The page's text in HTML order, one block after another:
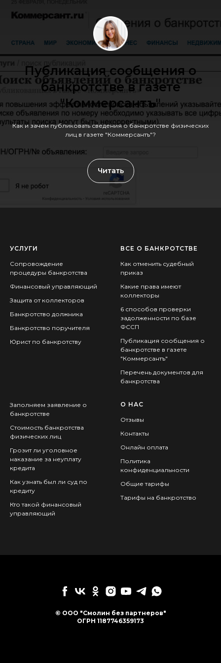
Публикация сообщения о
банкротстве в газете
"Коммерсантъ"
Как и зачем публиковать сведения о банкротстве физических
лиц в газете "Коммерсантъ"?
Читать
УСЛУГИ
Сопровождение
процедуры банкротства
Финансовый управляющий
Защита от коллекторов
Банкротство должника
Банкротство поручителя
Юрист по банкротству
ВСЕ О БАНКРОТСТВЕ
Как отменить судебный
приказ
Какие права имеют
коллекторы
6 способов проверки
задолженности по базе
ФССП
Публикация сообщения о
банкротстве в газете
"Коммерсантъ"
Перечень документов для
банкротства
Заполняем заявление о
банкротстве
Стоимость банкротства
физических лиц
Грозит ли уголовное
наказание за неуплату
кредита
Как узнать был ли суд по
кредиту
Кто такой финансовый
управляющий
О НАС
Отзывы
Контакты
Онлайн оплата
Политика
конфиденциальности
Общие тарифы
Тарифы на банкротство
© ООО "Смолин без партнеров"
ОГРН 1187746359173